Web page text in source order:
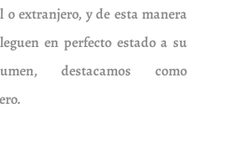
o extranjero, y de esta manera
en perfecto estado a su
destacamos como